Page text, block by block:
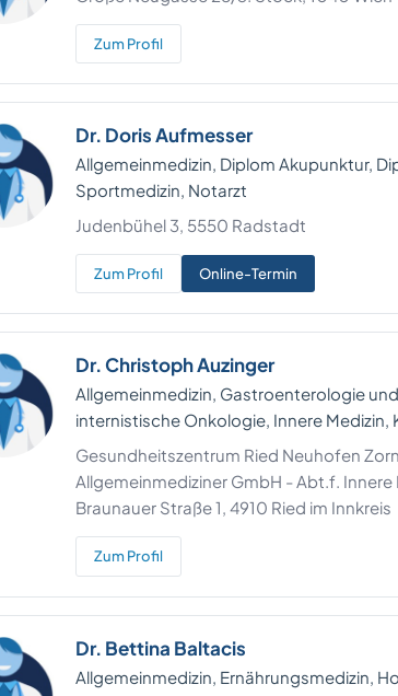
Zum Profil
Dr. Doris Aufmesser
Allgemeinmedizin, Diplom Akupunktur,
Sportmedizin, Notarzt
Judenbühel 3, 5550 Radstadt
Zum Profil Online-Termin
Dr. Christoph Auzinger
Allgemeinmedizin, Gastroenterologie
internistische Onkologie, Innere
Gesundheitszentrum Ried Neuhofen
Allgemeinmediziner GmbH - Abt.f. Innere
Braunauer Straße 1, 4910 Ried im Innkreis
Zum Profil
Dr. Bettina Baltacis
Allgemeinmedizin, Ernährungsmedizin,